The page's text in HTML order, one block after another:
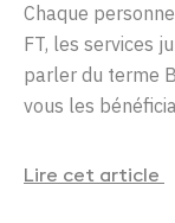
Chaque
FT, les services
parler du terme
vous les
Lire cet article